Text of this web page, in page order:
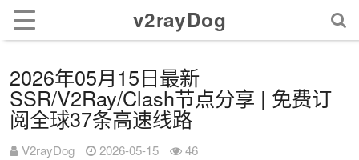
v2rayDog
2026年05月15日最新
SSR/V2Ray/Clash节点分享 | 免费订
阅全球37条高速线路
V2rayDog 2026-05-15 46